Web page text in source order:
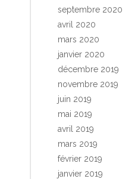
septembre 2020
avril 2020
mars 2020
janvier 2020
décembre 2019
novembre 2019
juin 2019
mai 2019
avril 2019
mars 2019
février 2019
janvier 2019